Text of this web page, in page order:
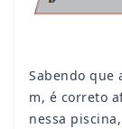
Sabendo que
m, é correto
nessa